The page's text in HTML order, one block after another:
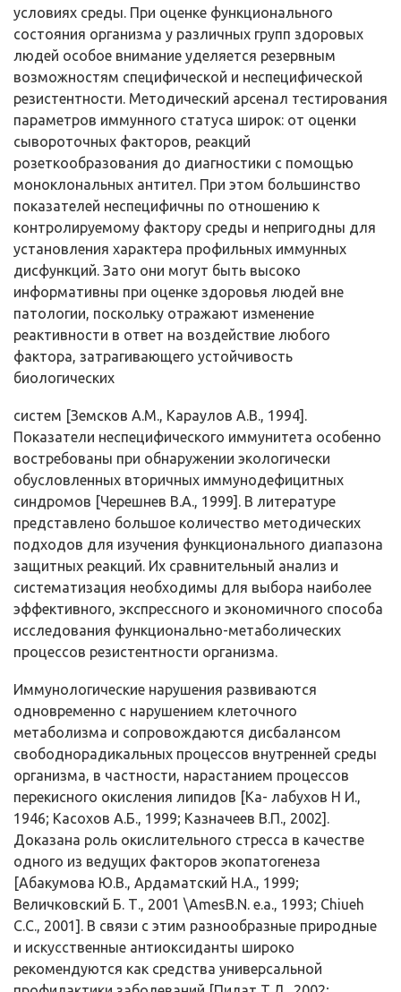
условиях среды. При оценке функционального
состояния организма у различных групп здоровых
людей особое внимание уде­ляется резервным
возможностям специфической и неспецифической
резистентности. Методический арсенал тестирования
параметров им­мунного статуса широк: от оценки
сывороточных факторов, реакций
розеткообразования до диагностики с помощью
моноклональных ан­тител. При этом большинство
показателей неспецифичны по отноше­нию к
контролируемому фактору среды и непригодны для
установле­ния характера профильных иммунных
дисфункций. Зато они могут быть высоко
информативны при оценке здоровья людей вне
патоло­гии, поскольку отражают изменение
реактивности в ответ на воздей­ствие любого
фактора, затрагивающего устойчивость
биологических
систем [Земсков А.М., Караулов А.В., 1994].
Показатели неспецифического иммунитета особенно
востребованы при обнаружении экологически
обусловленных вторичных иммунодефицитных
синдромов [Черешнев В.А., 1999]. В литературе
представлено большое количество методиче­ских
подходов для изучения функционального диапазона
защитных реакций. Их сравнительный анализ и
систематизация необходимы для выбора наиболее
эффективного, экспрессного и экономичного спосо­ба
исследования функционально-метаболических
процессов рези­стентности организма.
Иммунологические нарушения развиваются
одновременно с на­рушением клеточного
метаболизма и сопровождаются дисбалансом
свободнорадикальных процессов внутренней среды
организма, в ча­стности, нарастанием процессов
перекисного окисления липидов [Ка- лабухов Н И.,
1946; Касохов А.Б., 1999; Казначеев В.П., 2002].
Доказана роль окислительного стресса в качестве
одного из ведущих факторов эко­патогенеза
[Абакумова Ю.В., Ардаматский Н.А., 1999;
Величковский Б. Т., 2001 \AmesB.N. е.а., 1993; Chiueh
С.С., 2001]. В связи с этим разнообразные природные
и искусственные антиоксиданты широко
рекомендуются как средства универсальной